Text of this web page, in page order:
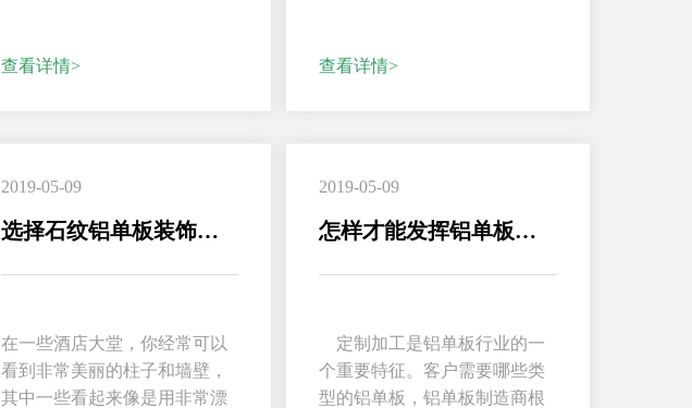
查看详情> 查看详情>
2019-05-09
选择石纹铝单板装饰的原因
在一些酒店大堂，你经常可以
看到非常美丽的柱子和墙壁，
其中一些看起来像是用非常漂
2019-05-09
怎样才能发挥铝单板定制的优势?
定制加工是铝单板行业的一
个重要特征。客户需要哪些类
型的铝单板，铝单板制造商根